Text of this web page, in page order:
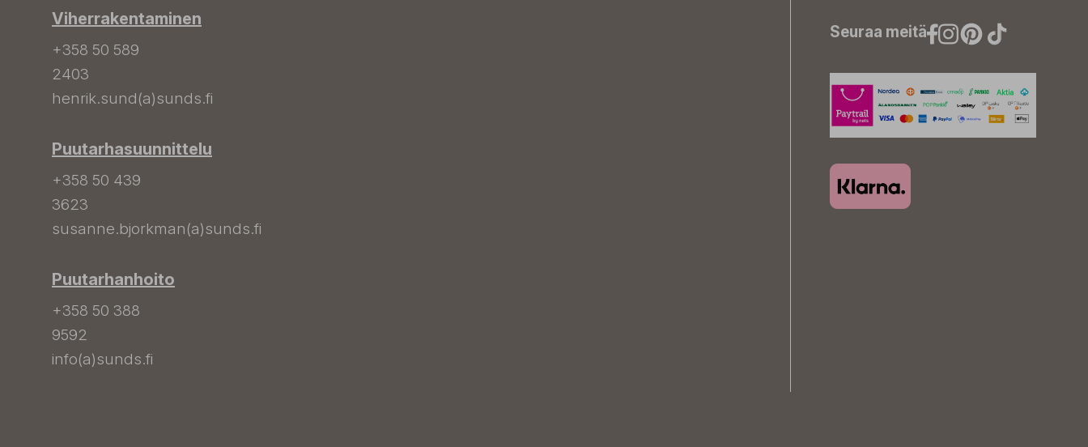
Viherrakentaminen
+358 50 589
2403
henrik.sund(a)sunds.fi
Puutarhasuunnittelu
+358 50 439
3623
susanne.bjorkman(a)sunds.fi
Puutarhanhoito
+358 50 388
9592
info(a)sunds.fi
Seuraa meitä